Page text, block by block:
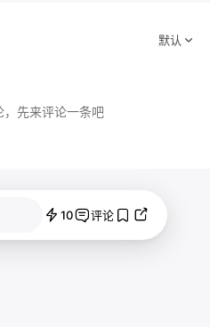
先来评论一条吧
10 评论